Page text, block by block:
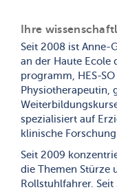
Ihre
Seit 2008 ist Anne-
an der Haute Ecole
programm, HES-
Physiotherapeutin,
spezialisiert auf
klinische Forschung.
Seit 2009
die Themen Stürze
Rollstuhlfahrer.